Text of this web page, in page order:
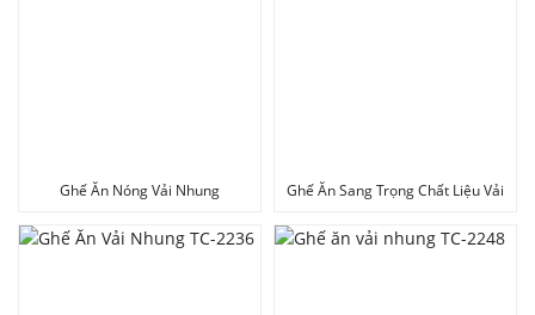
Ghế Ăn Nóng Vải Nhung
Ghế Ăn Sang Trọng Chất Liệu Vải